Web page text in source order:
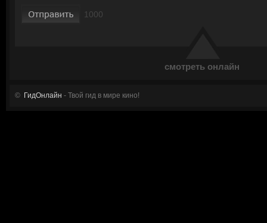
смотреть онлайн
© ГидОнлайн - Твой гид в мире кино!